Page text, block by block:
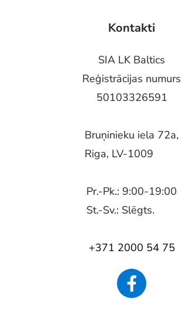
Kontakti
SIA LK Baltics
Reģistrācijas numurs
50103326591
Bruņinieku iela 72a,
Riga, LV-1009
Pr.-Pk.: 9:00-19:00
St.-Sv.: Slēgts.
+371 2000 54 75